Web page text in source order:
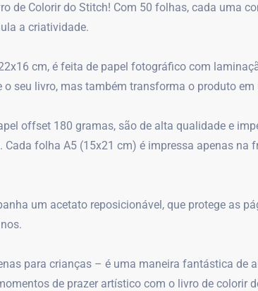
de Colorir do Stitch! Com 50 folhas, cada uma
a criatividade.
cm, é feita de papel fotográfico com
o seu livro, mas também transforma o produto
offset 180 gramas, são de alta qualidade e
Cada folha A5 (15x21 cm) é impressa apenas
um acetato reposicionável, que protege as
para crianças – é uma maneira fantástica de
de prazer artístico com o livro de colorir